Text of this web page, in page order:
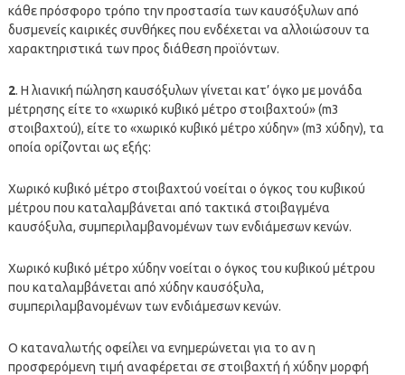
κάθε πρόσφορο τρόπο την προστασία των καυσόξυλων από
δυσμενείς καιρικές συνθήκες που ενδέχεται να αλλοιώσουν τα
χαρακτηριστικά των προς διάθεση προϊόντων.
2. Η λιανική πώληση καυσόξυλων γίνεται κατ’ όγκο με μονάδα
μέτρησης είτε το «χωρικό κυβικό μέτρο στοιβαχτού» (m3
στοιβαχτού), είτε το «χωρικό κυβικό μέτρο χύδην» (m3 χύδην), τα
οποία ορίζονται ως εξής:
Χωρικό κυβικό μέτρο στοιβαχτού νοείται ο όγκος του κυβικού
μέτρου που καταλαμβάνεται από τακτικά στοιβαγμένα
καυσόξυλα, συμπεριλαμβανομένων των ενδιάμεσων κενών.
Χωρικό κυβικό μέτρο χύδην νοείται ο όγκος του κυβικού μέτρου
που καταλαμβάνεται από χύδην καυσόξυλα,
συμπεριλαμβανομένων των ενδιάμεσων κενών.
Ο καταναλωτής οφείλει να ενημερώνεται για το αν η
προσφερόμενη τιμή αναφέρεται σε στοιβαχτή ή χύδην μορφή